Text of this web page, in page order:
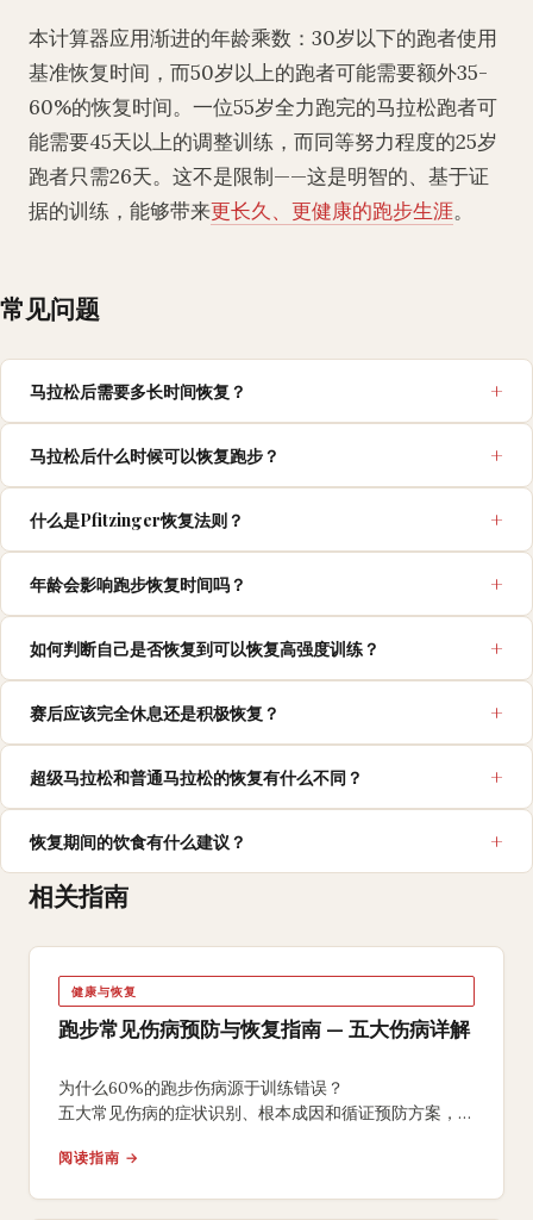
本计算器应用渐进的年龄乘数：30岁以下的跑者使用
基准恢复时间，而50岁以上的跑者可能需要额外35-
60%的恢复时间。一位55岁全力跑完的马拉松跑者可
能需要45天以上的调整训练，而同等努力程度的25岁
跑者只需26天。这不是限制——这是明智的、基于证
据的训练，能够带来更长久、更健康的跑步生涯。
常见问题
马拉松后需要多长时间恢复？
马拉松后什么时候可以恢复跑步？
什么是Pfitzinger恢复法则？
年龄会影响跑步恢复时间吗？
如何判断自己是否恢复到可以恢复高强度训练？
赛后应该完全休息还是积极恢复？
超级马拉松和普通马拉松的恢复有什么不同？
恢复期间的饮食有什么建议？
相关指南
健康与恢复
跑步常见伤病预防与恢复指南 — 五大伤病详解
为什么60%的跑步伤病源于训练错误？
五大常见伤病的症状识别、根本成因和循证预防方案，
阅读指南 →